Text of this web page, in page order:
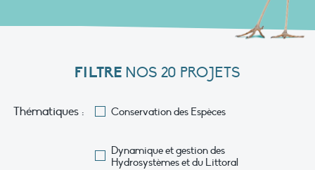
FILTRE NOS 20 PROJETS
Thématiques : Conservation des Espèces
Dynamique et gestion des
Hydrosystèmes et du Littoral